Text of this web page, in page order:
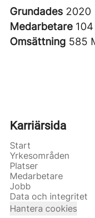
Grundades 2020
Medarbetare 104
Omsättning 585
Karriärsida
Start
Yrkesområden
Platser
Medarbetare
Jobb
Data och integritet
Hantera cookies